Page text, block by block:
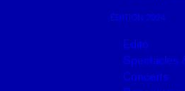
ÉDITION 2024
Edito
Spectacles
Concerts